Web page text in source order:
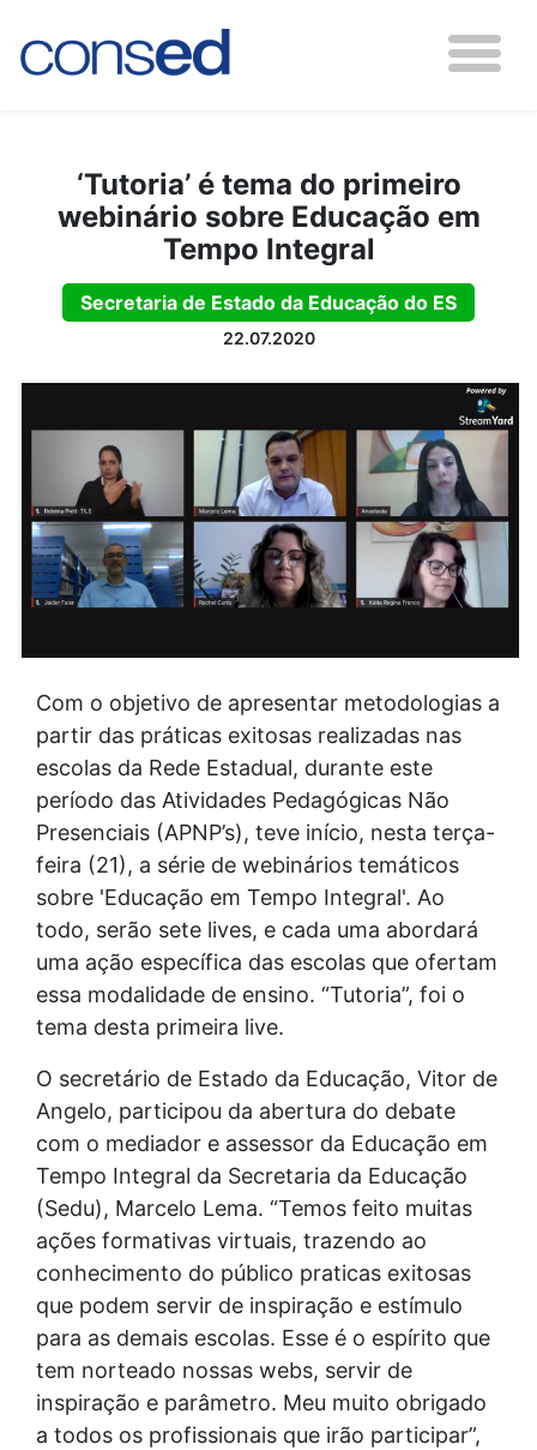
‘Tutoria’ é tema do primeiro
webinário sobre Educação em
Tempo Integral
Secretaria de Estado da Educação do ES
22.07.2020
Com o objetivo de apresentar metodologias a
partir das práticas exitosas realizadas nas
escolas da Rede Estadual, durante este
período das Atividades Pedagógicas Não
Presenciais (APNP’s), teve início, nesta terça-
feira (21), a série de webinários temáticos
sobre 'Educação em Tempo Integral'. Ao
todo, serão sete lives, e cada uma abordará
uma ação específica das escolas que ofertam
essa modalidade de ensino. “Tutoria”, foi o
tema desta primeira live.
O secretário de Estado da Educação, Vitor de
Angelo, participou da abertura do debate
com o mediador e assessor da Educação em
Tempo Integral da Secretaria da Educação
(Sedu), Marcelo Lema. “Temos feito muitas
ações formativas virtuais, trazendo ao
conhecimento do público praticas exitosas
que podem servir de inspiração e estímulo
para as demais escolas. Esse é o espírito que
tem norteado nossas webs, servir de
inspiração e parâmetro. Meu muito obrigado
a todos os profissionais que irão participar”,